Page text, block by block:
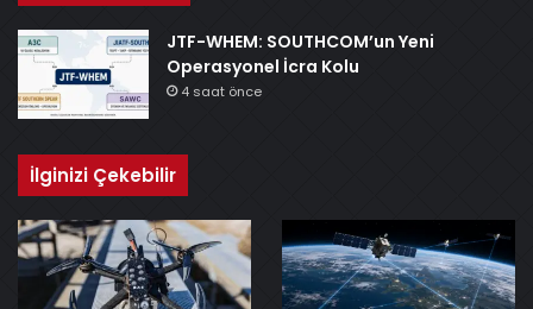
JTF-WHEM: SOUTHCOM’un Yeni
Operasyonel İcra Kolu
4 saat önce
İlginizi Çekebilir